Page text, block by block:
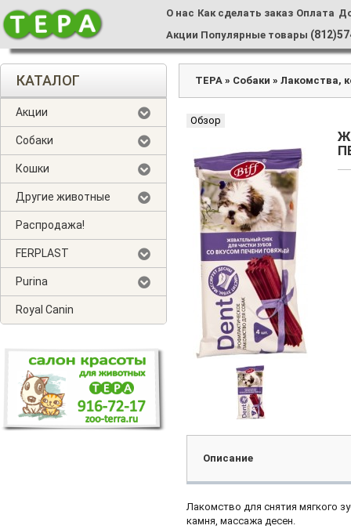
О нас Как сделать заказ Оплата
Акции Популярные товары
КАТАЛОГ
Акции
Собаки
Кошки
Другие животные
Распродажа!
FERPLAST
Purina
Royal Canin
ТЕРА » Собаки »Лакомства,
Обзор
Описание
Лакомство для снятия мягкого
камня, массажа десен.